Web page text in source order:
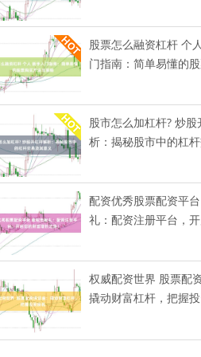
股票怎么融资杠杆 个
门指南：简单易懂的
股市怎么加杠杆? 炒股
析：揭秘股市中的杠
配资优秀股票配资平
礼：配资注册平台，
权威配资世界 股票配资保证金：
撬动财富杠杆，把握